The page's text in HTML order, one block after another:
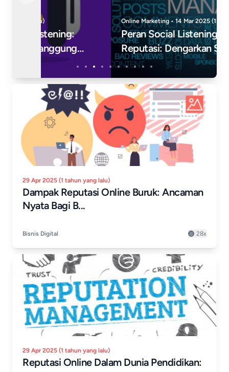
Online Marketing • 14 Mar 2025 (1 tahun yang lalu)
Peran Social Listening Dalam Manajemen
Reputasi: Dengarkan Sebelum Bertindak
29 Apr 2025 (1 tahun yang lalu)
Dampak Reputasi Online Buruk: Ancaman
Nyata Bagi B...
Bisnis Digital 28x
29 Apr 2025 (1 tahun yang lalu)
Reputasi Online Dalam Dunia Pendidikan: